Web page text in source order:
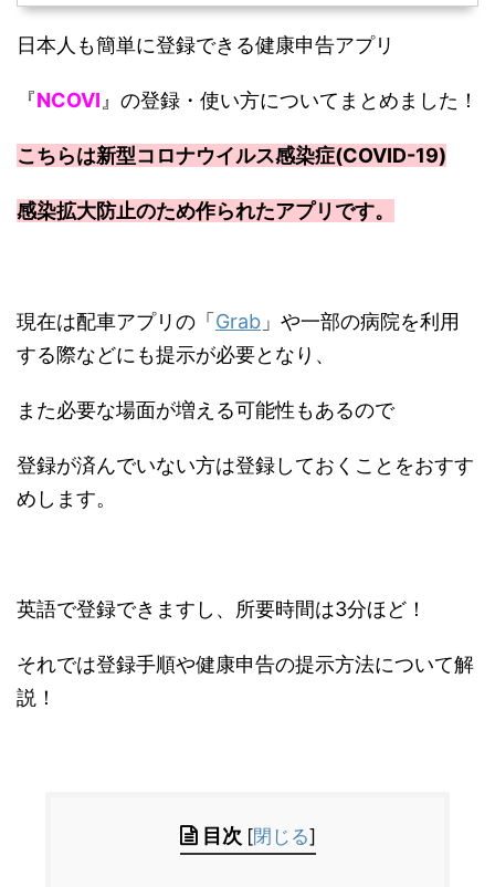
日本人も簡単に登録できる健康申告アプリ
『NCOVI 』の登録・使い方についてまとめました！
こちらは新型コロナウイルス感染症(COVID-19)
感染拡大防止のため作られたアプリです。
現在は配車アプリの「 Grab 」や一部の病院を利用
する際などにも提示が必要となり、
また必要な場面が増える可能性もあるので
登録が済んでいない方は登録しておくことをおすす
めします。
英語で登録できますし、所要時間は3分ほど！
それでは登録手順や健康申告の提示方法について解
説！
目次 [閉じる]